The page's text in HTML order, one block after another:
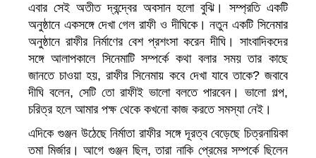
এবার সেই অতীত দ্বন্দ্বের অবসান হলো বুঝি। সম্প্রতি একটি
অনুষ্ঠানে একসঙ্গে দেখা গেল রাফী ও দীঘিকে। নতুন একটি সিনেমার
অনুষ্ঠানে রাফীর নির্মাণের বেশ প্রশংসা করেন দীঘি। সাংবাদিকদের
সঙ্গে আলাপকালে সিনেমাটি সম্পর্কে কথা বলার সময় তার কাছে
জানতে চাওয়া হয়, রাফীর সিনেমায় কবে দেখা যাবে তাকে? জবাবে
দীঘি বলেন, সেটি তো রাফীই ভালো বলতে পারবেন। ভালো গল্প,
চরিত্র হলে আমার পক্ষ থেকে কখনো কাজ করতে সমস্যা নেই।
এদিকে গুঞ্জন উঠেছে নির্মাতা রাফীর সঙ্গে দূরত্ব বেড়েছে চিত্রনায়িকা
তমা মির্জার। আগে গুঞ্জন ছিল, তারা নাকি প্রেমের সম্পর্কে ছিলেন